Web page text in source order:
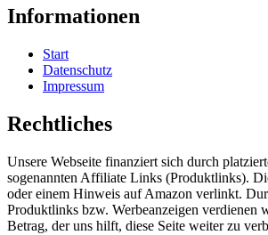
Informationen
Start
Datenschutz
Impressum
Rechtliches
Unsere Webseite finanziert sich durch
sogenannten Affiliate Links (Produktlinks).
oder einem Hinweis auf Amazon verlinkt.
Produktlinks bzw. Werbeanzeigen verdienen
Betrag, der uns hilft, diese Seite weiter zu